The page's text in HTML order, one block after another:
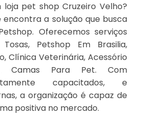
pet shop Cruzeiro Velho?
encontra a solução que busca
Oferecemos serviços
Petshop Em Brasilia,
Clínica Veterinária, Acessório
Camas Para Pet. Com
capacitados, e
a organização é capaz de
positiva no mercado.